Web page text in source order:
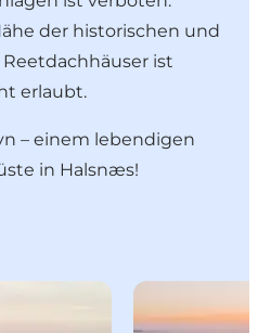
der historischen und
ist
erlaubt.
– einem lebendigen
in Halsnæs!
| Besuchen Sie das
Der